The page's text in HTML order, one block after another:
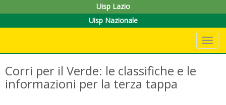
Uisp Lazio
Uisp Nazionale
Corri per il Verde: le classifiche e le
informazioni per la terza tappa